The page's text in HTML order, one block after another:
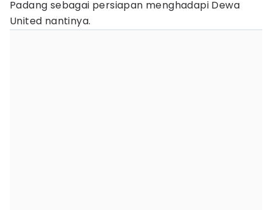
Padang sebagai persiapan menghadapi Dewa
United nantinya.